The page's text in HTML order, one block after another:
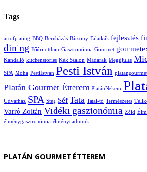
Tags
artofplating BBQ Beruházás Bársony Falatkák fejlesztés
dining Főúri otthon Gasztronómia Gourmet
Kandalló kitchenstories Kék Szalon Madarak Megújulás
SPA Moha PestiIstvan Pesti István platangourmet
Platán Gourmet Étterem PlatánNekem
Udvarház SPA Stég Séf Tata Tatai-tó Természetes
Varró Zoltán Vidéki gasztonómia Zöld
élménygasztronómia élményt adnunk
PLATÁN GOURMET ÉTTEREM